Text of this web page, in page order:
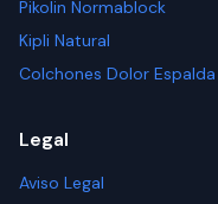
Pikolin Normablock
Kipli Natural
Colchones Dolor Espalda
Legal
Aviso Legal